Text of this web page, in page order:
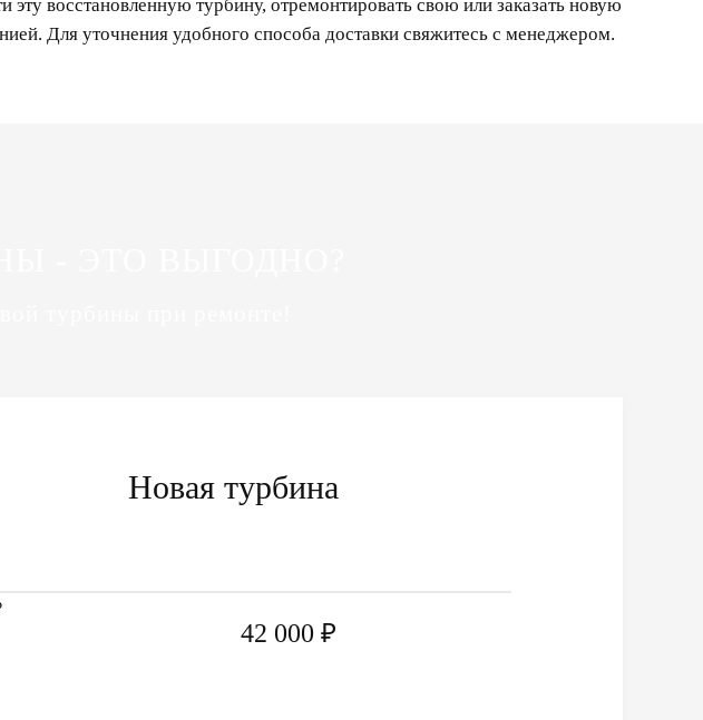
восстановленную турбину, отремонтировать свою или заказать новую
Для уточнения удобного способа доставки свяжитесь с менеджером.
Новая турбина
42 000 ₽